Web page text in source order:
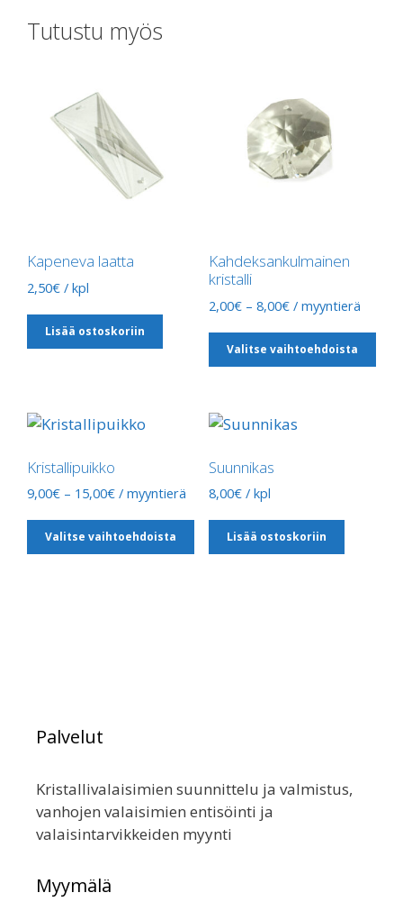
Tutustu myös
Kapeneva laatta
2,50€ / kpl
Lisää ostoskoriin
Kahdeksankulmainen
kristalli
2,00€ – 8,00€Hintaluokka:
-
/ myyntierä
Valitse vaihtoehdoista
Kristallipuikko
9,00€ – 15,00€Hintaluokka:
-
/ myyntierä
Valitse vaihtoehdoista
Tällä
tuotteella
Suunnikas
8,00€ / kpl
Lisää ostoskoriin
Palvelut
Kristallivalaisimien suunnittelu ja valmistus,
vanhojen valaisimien entisöinti ja
valaisintarvikkeiden myynti
Myymälä